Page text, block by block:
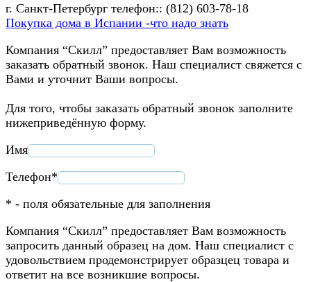
г. Санкт-Петербург телефон:: (812) 603-78-18
Покупка дома в Испании -что надо знать
Компания “Скилл” предоставляет Вам возможность
заказать обратный звонок. Наш специалист свяжется с
Вами и уточнит Ваши вопросы.
Для того, чтобы заказать обратный звонок заполните
нижеприведённую форму.
Имя
Телефон*
* - поля обязательные для заполнения
Компания “Скилл” предоставляет Вам возможность
запросить данный образец на дом. Наш специалист с
удовольствием продемонстрирует образцец товара и
ответит на все возникшие вопросы.